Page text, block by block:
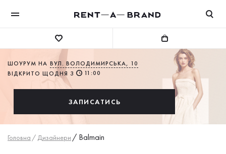
ШОУРУМ НА ВУЛ. ВОЛОДИМИРСЬКА, 10
ВІДКРИТО ЩОДНЯ З
11:00
ЗАПИСАТИСЬ
Головна / Дизайнери / Balmain